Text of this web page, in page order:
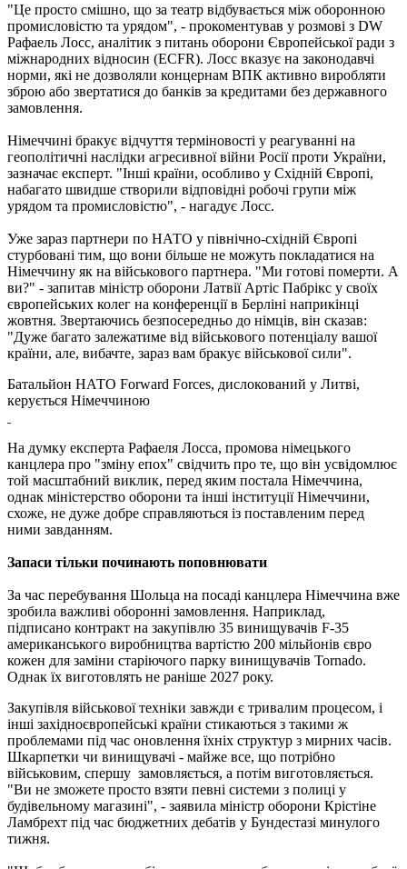
"Це просто смішно, що за театр відбувається між оборонною
промисловістю та урядом", - прокоментував у розмові з DW
Рафаель Лосс, аналітик з питань оборони Європейської ради з
міжнародних відносин (ECFR). Лосс вказує на законодавчі
норми, які не дозволяли концернам ВПК активно виробляти
зброю або звертатися до банків за кредитами без державного
замовлення.
Німеччині бракує відчуття терміновості у реагуванні на
геополітичні наслідки агресивної війни Росії проти України,
зазначає експерт. "Інші країни, особливо у Східній Європі,
набагато швидше створили відповідні робочі групи між
урядом та промисловістю", - нагадує Лосс.
Уже зараз партнери по НАТО у північно-східній Європі
стурбовані тим, що вони більше не можуть покладатися на
Німеччину як на військового партнера. "Ми готові померти. А
ви?" - запитав міністр оборони Латвії Артіс Пабрікс у своїх
європейських колег на конференції в Берліні наприкінці
жовтня. Звертаючись безпосередньо до німців, він сказав:
"Дуже багато залежатиме від військового потенціалу вашої
країни, але, вибачте, зараз вам бракує військової сили".
Батальйон НАТО Forward Forces, дислокований у Литві,
керується Німеччиною
На думку експерта Рафаеля Лосса, промова німецького
канцлера про "зміну епох" свідчить про те, що він усвідомлює
той масштабний виклик, перед яким постала Німеччина,
однак міністерство оборони та інші інституції Німеччини,
схоже, не дуже добре справляються із поставленим перед
ними завданням.
Запаси тільки починають поповнювати
За час перебування Шольца на посаді канцлера Німеччина вже
зробила важливі оборонні замовлення. Наприклад,
підписано контракт на закупівлю 35 винищувачів F-35
американського виробництва вартістю 200 мільйонів євро
кожен для заміни старіючого парку винищувачів Tornado.
Однак їх виготовлять не раніше 2027 року.
Закупівля військової техніки завжди є тривалим процесом, і
інші західноєвропейські країни стикаються з такими ж
проблемами під час оновлення їхніх структур з мирних часів.
Шкарпетки чи винищувачі - майже все, що потрібно
військовим, спершу замовляється, а потім виготовляється.
"Ви не зможете просто взяти певні системи з полиці у
будівельному магазині", - заявила міністр оборони Крістіне
Ламбрехт під час бюджетних дебатів у Бундестазі минулого
тижня.